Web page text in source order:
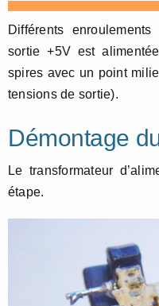
Différents
sortie +5V est
spires avec un point
tensions de sortie).
Démontage
Le transformateur
étape.